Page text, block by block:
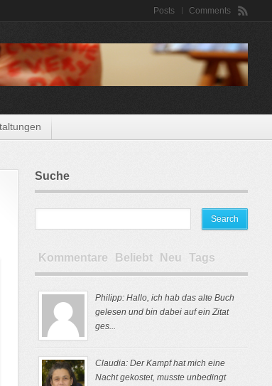
Comments
Posts
Suche
Kommentare Beliebt Neu Tags
Philipp: Hallo, ich hab das alte Buch
gelesen und bin dabei auf ein Zitat
ges...
Claudia: Der Kampf hat mich eine
Nacht gekostet, musste unbedingt